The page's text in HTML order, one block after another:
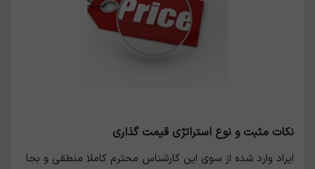
نکات مثبت و نوع استراتژی قیمت گذاری
ایراد وارد شده از سوی این کارشناس محترم کاملا منطقی و بجا